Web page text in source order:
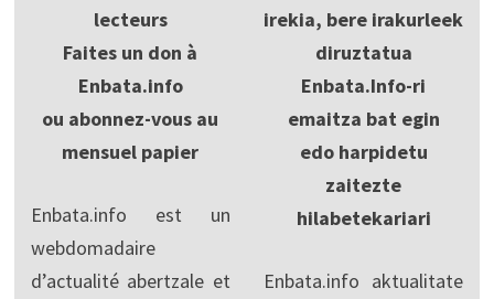
lecteurs
Faites un don à
Enbata.info
ou abonnez-vous au
mensuel papier
Enbata.info est un
webdomadaire
d’actualité abertzale et
irekia, bere irakurleek
diruztatua
Enbata.Info-ri
emaitza bat egin
edo harpidetu
zaitezte
hilabetekariari
Enbata.info aktualitate